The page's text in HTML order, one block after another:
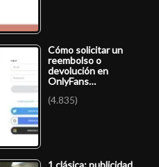
Cómo solicitar un
reembolso o
devolución en
OnlyFans…
(4.835)